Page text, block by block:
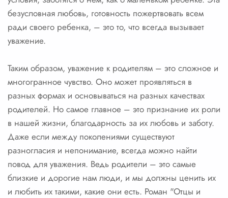
безусловная любовь, готовность пожертвовать всем
ради своего ребенка, – это то, что всегда вызывает
уважение.
Таким образом, уважение к родителям – это сложное и
многогранное чувство. Оно может проявляться в
разных формах и основываться на разных качествах
родителей. Но самое главное – это признание их роли
в нашей жизни, благодарность за их любовь и заботу.
Даже если между поколениями существуют
разногласия и непонимание, всегда можно найти
повод для уважения. Ведь родители – это самые
близкие и дорогие нам люди, и мы должны ценить их
и любить их такими, какие они есть. Роман "Отцы и